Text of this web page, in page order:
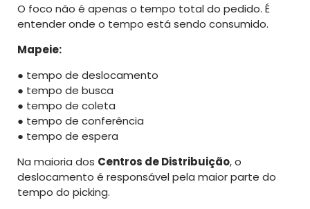
O foco não é apenas o tempo total do pedido. É
entender onde o tempo está sendo consumido.
Mapeie:
● tempo de deslocamento
● tempo de busca
● tempo de coleta
● tempo de conferência
● tempo de espera
Na maioria dos Centros de Distribuição, o
deslocamento é responsável pela maior parte do
tempo do picking.